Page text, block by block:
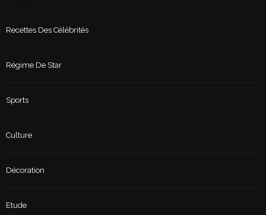
Recettes Des Célébrités
Régime De Star
Sports
Culture
Décoration
Etude